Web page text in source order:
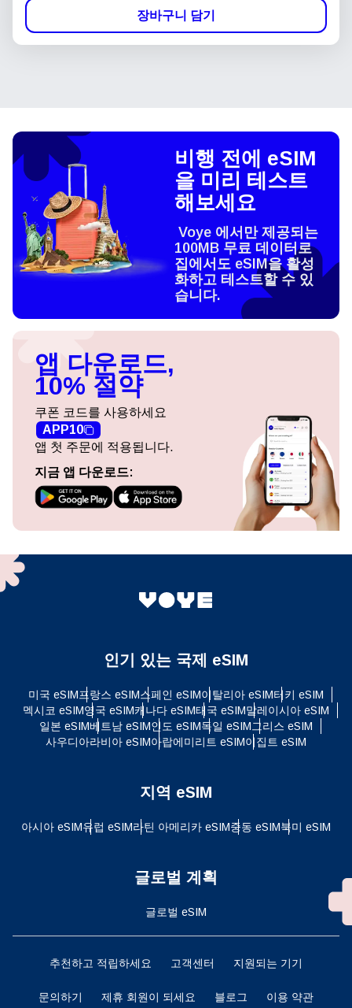
장바구니 담기
비행 전에 eSIM
을 미리 테스트
해보세요
Voye 에서만 제공되는
100MB 무료 데이터로
집에서도 eSIM을 활성
화하고 테스트할 수 있
습니다.
앱 다운로드,
10% 절약
쿠폰 코드를 사용하세요
APP10
앱 첫 주문에 적용됩니다.
지금 앱 다운로드:
인기 있는 국제 eSIM
미국 eSIM프랑스 eSIM스페인 eSIM이탈리아 eSIM터키 eSIM
멕시코 eSIM영국 eSIM캐나다 eSIM태국 eSIM말레이시아 eSIM
일본 eSIM베트남 eSIM인도 eSIM독일 eSIM그리스 eSIM
사우디아라비아 eSIM아랍에미리트 eSIM이집트 eSIM
지역 eSIM
아시아 eSIM유럽 ​​eSIM라틴 아메리카 eSIM중동 eSIM북미 eSIM
글로벌 계획
글로벌 eSIM
추천하고 적립하세요 고객센터 지원되는 기기
문의하기 제휴 회원이 되세요 블로그 이용 약관